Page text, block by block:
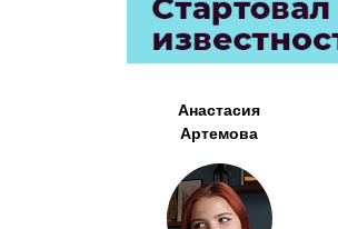
Анастасия
Артемова